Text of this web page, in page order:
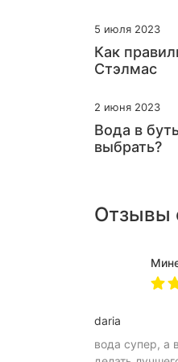
5 июля 2023
Как
Стэлмас
2 июня 2023
Вода в
выбрать?
Отзывы
daria
вода супер, а